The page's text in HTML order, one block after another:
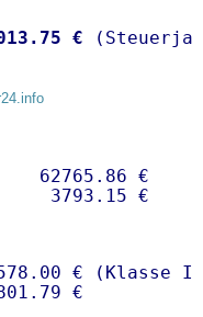
€
62765.86 €
€ (Klasse I)
€